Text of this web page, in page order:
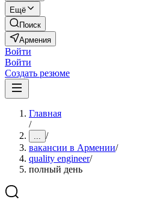
Ещё
Поиск
Армения
Войти
Войти
Создать резюме
Главная
/
... /
вакансии в Армении/
quality engineer/
полный день